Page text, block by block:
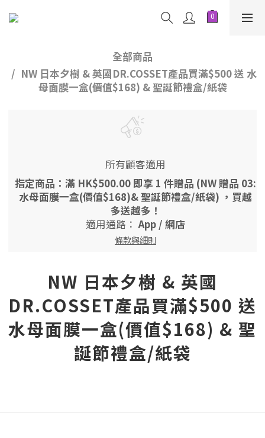
全部商品
NW 日本夕樹 & 英國DR.COSSET產品買滿$500 送 水
母面膜一盒(價值$168) & 聖誕節禮盒/紙袋
所有顧客適用
指定商品：滿 HK$500.00 即享 1 件贈品 (NW 贈品 03:
水母面膜一盒(價值$168)& 聖誕節禮盒/紙袋) ，買越
多送越多！
適用通路：App / 網店
條款與細則
NW 日本夕樹 & 英國
DR.COSSET產品買滿$500 送
水母面膜一盒(價值$168) & 聖
誕節禮盒/紙袋